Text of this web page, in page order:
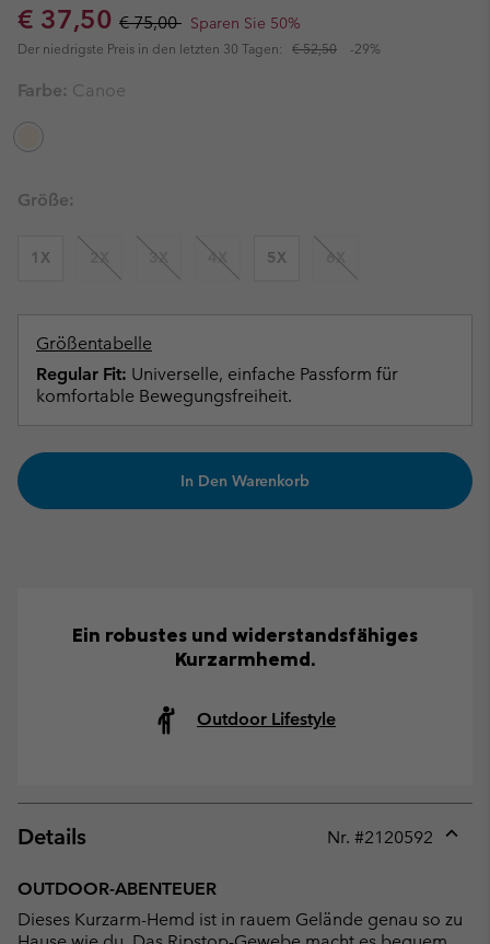
Sale price:
€ 37,50 Regular price:
€ 75,00 Sparen Sie 50%
Der niedrigste Preis in den letzten 30 Tagen: € 52,50 -29%
Farbe: Canoe
Größe:
1X 2X 3X 4X 5X 6X
Größentabelle
Regular Fit: Universelle, einfache Passform für
komfortable Bewegungsfreiheit.
In Den Warenkorb
Ein robustes und widerstandsfähiges
Kurzarmhemd.
Outdoor Lifestyle
Details Nr. #2120592
OUTDOOR-ABENTEUER
Dieses Kurzarm-Hemd ist in rauem Gelände genau so zu